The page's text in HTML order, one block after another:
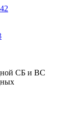
СБ и ВС